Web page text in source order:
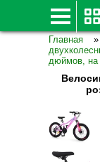
Главная
дюймов, на